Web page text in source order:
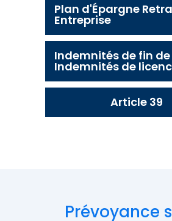
Plan d'Épargne
Entreprise
Indemnités de fin
Indemnités de
Article 39
Prévoyance